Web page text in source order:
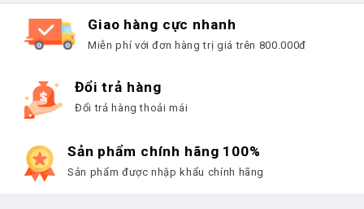
Giao hàng cực nhanh
Miễn phí với đơn hàng trị giá trên 800.000đ
Đổi trả hàng
Đổi trả hàng thoải mái
Sản phẩm chính hãng 100%
Sản phẩm được nhập khẩu chính hãng